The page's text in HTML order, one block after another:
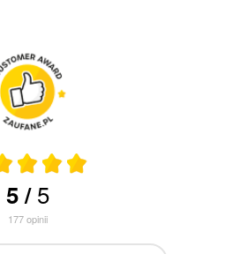
5/5
177opinii